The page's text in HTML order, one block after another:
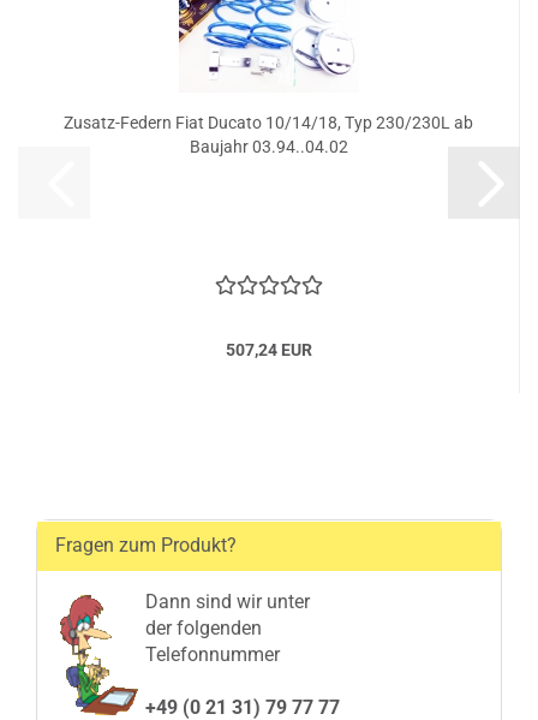
Zusatz-Federn Fiat Ducato 10/14/18, Typ 230/230L ab
Baujahr 03.94..04.02
507,24 EUR
Fragen zum Produkt?
Dann sind wir unter
der folgenden
Telefonnummer
+49 (0 21 31) 79 77 77